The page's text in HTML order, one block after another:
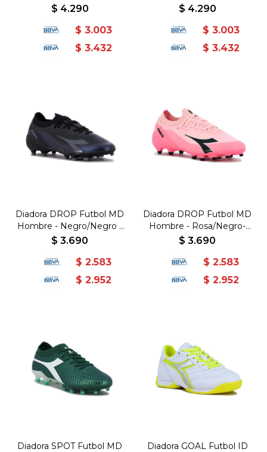
$ 4.290
$ 3.003
$ 3.432
$ 4.290
$ 3.003
$ 3.432
Diadora DROP Futbol MD
Hombre - Negro/Negro -
TPU grabado con
$ 3.690
$ 2.583
$ 2.952
Diadora DROP Futbol MD
Hombre - Rosa/Negro-
TPU grabado con
$ 3.690
$ 2.583
$ 2.952
Diadora SPOT Futbol MD
Diadora GOAL Futbol ID